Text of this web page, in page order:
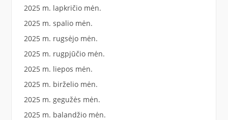
2025 m. lapkričio mėn.
2025 m. spalio mėn.
2025 m. rugsėjo mėn.
2025 m. rugpjūčio mėn.
2025 m. liepos mėn.
2025 m. birželio mėn.
2025 m. gegužės mėn.
2025 m. balandžio mėn.